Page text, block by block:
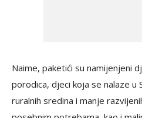
Naime, paketići su namijenjeni
porodica, djeci koja se nalaze u
ruralnih sredina i manje